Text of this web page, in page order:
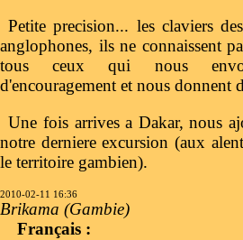
Petite precision... les claviers
anglophones, ils ne connaissent
tous ceux qui nous
d'encouragement et nous donnent
Une fois arrives a Dakar, nous
notre derniere excursion (aux
le territoire gambien).
2010-02-11 16:36
Brikama (Gambie)
Français :